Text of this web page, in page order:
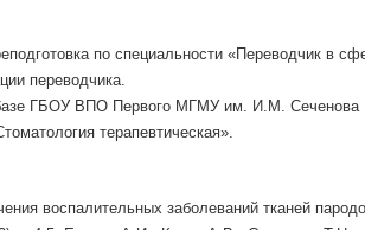
по специальности «Переводчик в
переводчика.
базе ГБОУ ВПО Первого МГМУ им. И.М. Сеченова
терапевтическая».
воспалительных заболеваний тканей